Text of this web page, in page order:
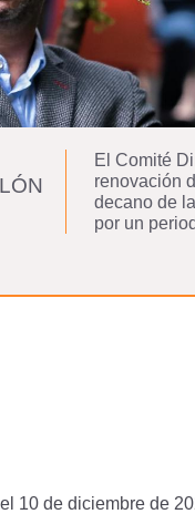
El Comité
renovación
decano de
por un
10 de diciembre de